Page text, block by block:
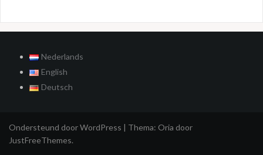
Nederlands
English
Deutsch
Ondersteund door WordPress | Thema: Oria door
JustFreeThemes.